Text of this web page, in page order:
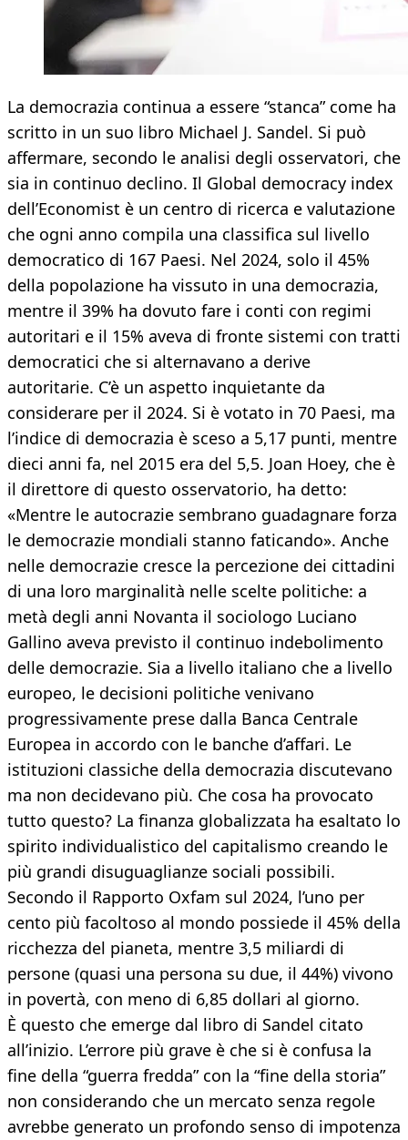
La democrazia continua a essere “stanca” come ha
scritto in un suo libro Michael J. Sandel. Si può
affermare, secondo le analisi degli osservatori, che
sia in continuo declino. Il Global democracy index
dell’Economist è un centro di ricerca e valutazione
che ogni anno compila una classifica sul livello
democratico di 167 Paesi. Nel 2024, solo il 45%
della popolazione ha vissuto in una democrazia,
mentre il 39% ha dovuto fare i conti con regimi
autoritari e il 15% aveva di fronte sistemi con tratti
democratici che si alternavano a derive
autoritarie. C’è un aspetto inquietante da
considerare per il 2024. Si è votato in 70 Paesi, ma
l’indice di democrazia è sceso a 5,17 punti, mentre
dieci anni fa, nel 2015 era del 5,5. Joan Hoey, che è
il direttore di questo osservatorio, ha detto:
«Mentre le autocrazie sembrano guadagnare forza
le democrazie mondiali stanno faticando». Anche
nelle democrazie cresce la percezione dei cittadini
di una loro marginalità nelle scelte politiche: a
metà degli anni Novanta il sociologo Luciano
Gallino aveva previsto il continuo indebolimento
delle democrazie. Sia a livello italiano che a livello
europeo, le decisioni politiche venivano
progressivamente prese dalla Banca Centrale
Europea in accordo con le banche d’affari. Le
istituzioni classiche della democrazia discutevano
ma non decidevano più. Che cosa ha provocato
tutto questo? La finanza globalizzata ha esaltato lo
spirito individualistico del capitalismo creando le
più grandi disuguaglianze sociali possibili.
Secondo il Rapporto Oxfam sul 2024, l’uno per
cento più facoltoso al mondo possiede il 45% della
ricchezza del pianeta, mentre 3,5 miliardi di
persone (quasi una persona su due, il 44%) vivono
in povertà, con meno di 6,85 dollari al giorno.
È questo che emerge dal libro di Sandel citato
all’inizio. L’errore più grave è che si è confusa la
fine della “guerra fredda” con la “fine della storia”
non considerando che un mercato senza regole
avrebbe generato un profondo senso di impotenza